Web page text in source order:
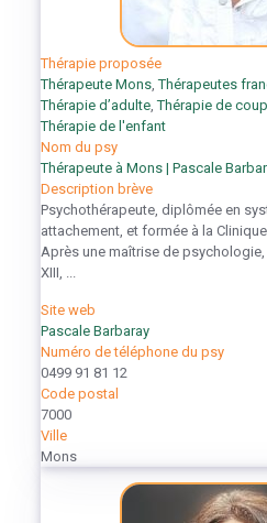
Nom du psy
Thérapeute à Mons | Pascale
Thérapie proposée
Thérapeute Mons,Thérapeutes
Thérapie d’adulte,Thérapie de
Thérapie de l'enfant
Description brève
Psychothérapeute, diplômée en
attachement, et formée à la
Après une maîtrise de psychologie,
XIII, ...
Site web
Pascale Barbaray
Numéro de téléphone du psy
0499 91 81 12
Code postal
7000
Ville
Mons